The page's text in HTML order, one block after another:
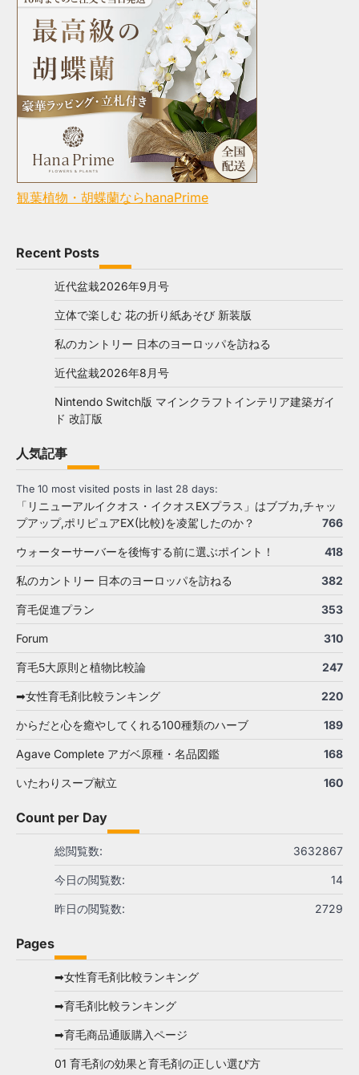
観葉植物・胡蝶蘭ならhanaPrime
Recent Posts
近代盆栽2026年9月号
立体で楽しむ 花の折り紙あそび 新装版
私のカントリー 日本のヨーロッパを訪ねる
近代盆栽2026年8月号
Nintendo Switch版 マインクラフトインテリア建築ガイ
ド 改訂版
人気記事
The 10 most visited posts in last 28 days:
「リニューアルイクオス・イクオスEXプラス」はブブカ,チャッ
プアップ,ポリピュアEX(比較)を凌駕したのか？
766
ウォーターサーバーを後悔する前に選ぶポイント！ 418
私のカントリー 日本のヨーロッパを訪ねる 382
育毛促進プラン 353
Forum 310
育毛5大原則と植物比較論 247
➡女性育毛剤比較ランキング 220
からだと心を癒やしてくれる100種類のハーブ 189
Agave Complete アガベ原種・名品図鑑 168
いたわりスープ献立 160
Count per Day
3632867
総閲覧数:
14
今日の閲覧数:
2729
昨日の閲覧数:
Pages
➡女性育毛剤比較ランキング
➡育毛剤比較ランキング
➡育毛商品通販購入ページ
01 育毛剤の効果と育毛剤の正しい選び方